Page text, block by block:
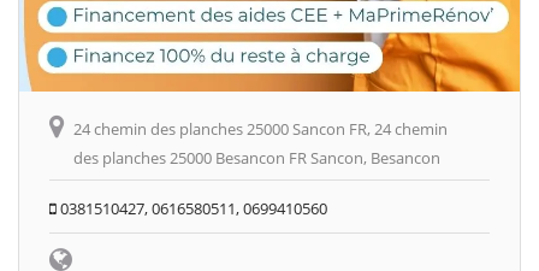
24 chemin des planches 25000 Sancon FR, 24 chemin
des planches 25000 Besancon FR Sancon, Besancon
0381510427, 0616580511, 0699410560